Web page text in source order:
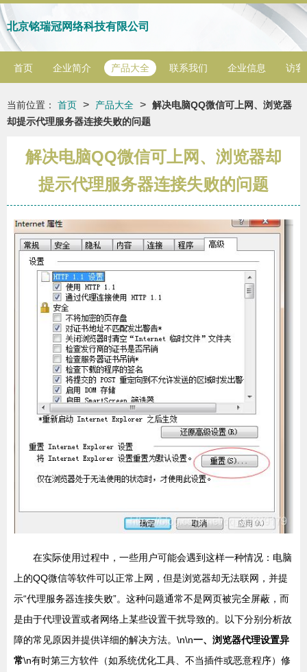
北京铭瑞冠网络科技有限公司
首页 企业简介 产品大全 联系我们 企业信息 访客
当前位置： 首页 > 产品大全 > 解决电脑QQ微信可上网、浏览器
却提示代理服务器连接失败的问题
解决电脑QQ微信可上网、浏览器却
提示代理服务器连接失败的问题
在实际使用过程中，一些用户可能会遇到这样一种情况：电脑
上的QQ微信等软件可以正常上网，但是浏览器却无法联网，并提
示“代理服务器连接失败”。这种问题通常不是网页被完全屏蔽，而
是由于代理设置或者网络上某些设置干扰导致的。以下分别分析故
障的常见原因并提供详细的解决方法。\n\n一、浏览器代理设置异
常\n有时第三方软件（如系统优化工具、不当插件或恶意程序）修